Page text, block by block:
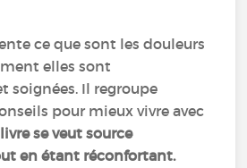
ce que sont les douleurs
elles sont
soignées. Il regroupe
pour mieux vivre avec
se veut source
en étant réconfortant.